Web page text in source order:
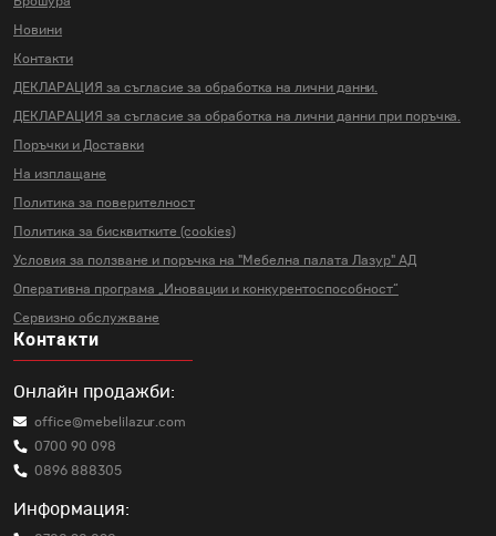
Новини
Контакти
ДЕКЛАРАЦИЯ за съгласие за обработка на лични данни.
ДЕКЛАРАЦИЯ за съгласие за обработка на лични данни при поръчка.
Поръчки и Доставки
На изплащане
Политика за поверителност
Политика за бисквитките (cookies)
Условия за ползване и поръчка на "Мебелна палата Лазур" АД
Оперативна програма „Иновации и конкурентоспособност“
Сервизно обслужване
Контакти
Онлайн продажби:
office@mebelilazur.com
0700 90 098
0896 888305
Информация: